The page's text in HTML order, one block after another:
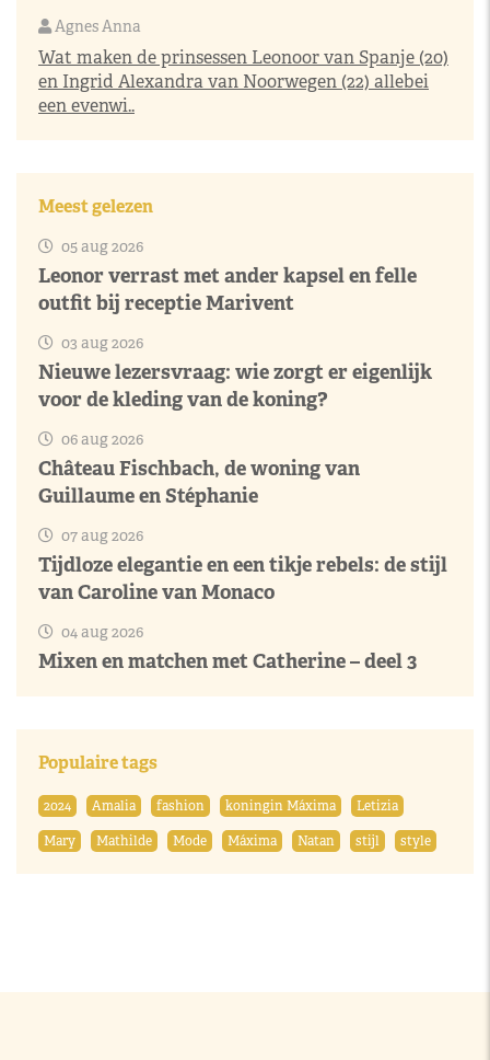
Agnes Anna
Wat maken de prinsessen Leonoor van Spanje (20)
en Ingrid Alexandra van Noorwegen (22) allebei
een evenwi..
Meest gelezen
05 aug 2026
Leonor verrast met ander kapsel en felle
outfit bij receptie Marivent
03 aug 2026
Nieuwe lezersvraag: wie zorgt er eigenlijk
voor de kleding van de koning?
06 aug 2026
Château Fischbach, de woning van
Guillaume en Stéphanie
07 aug 2026
Tijdloze elegantie en een tikje rebels: de stijl
van Caroline van Monaco
04 aug 2026
Mixen en matchen met Catherine – deel 3
Populaire tags
2024 Amalia fashion koningin Máxima
Letizia
Mary
Mathilde Mode Máxima Natan stijl style